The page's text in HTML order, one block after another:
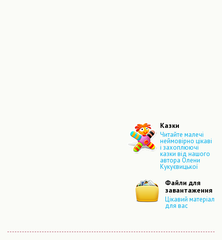
Казки
Читайте малечі
неймовірно цікаві
і захоплюючі
казки від нашого
автора Олени
Кукуєвицької
Файли для
завантаження
Цікавий матеріал
для вас